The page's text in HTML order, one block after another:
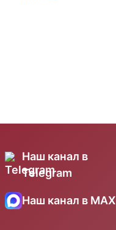
Наш канал в
Telegram
Наш канал в MAX